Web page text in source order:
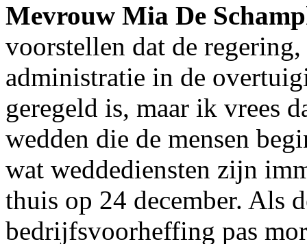
Mevrouw Mia De
voorstellen dat de
administratie in de
geregeld is, maar ik vrees
wedden die de mensen
wat weddediensten zijn
thuis op 24 december. Als
bedrijfsvoorheffing pas